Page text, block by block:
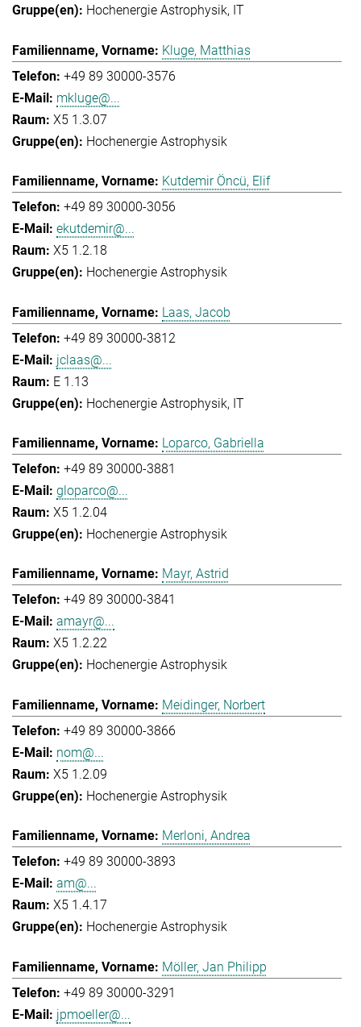
Hochenergie Astrophysik IT
Kluge, Matthias
+49 89 30000-3576
mkluge@...
X5 1.3.07
Hochenergie Astrophysik
Kutdemir Öncü, Elif
+49 89 30000-3056
ekutdemir@...
X5 1.2.18
Hochenergie Astrophysik
Laas, Jacob
+49 89 30000-3812
jclaas@...
E 1.13
Hochenergie Astrophysik IT
Loparco, Gabriella
+49 89 30000-3881
gloparco@...
X5 1.2.04
Hochenergie Astrophysik
Mayr, Astrid
+49 89 30000-3841
amayr@...
X5 1.2.22
Hochenergie Astrophysik
Meidinger, Norbert
+49 89 30000-3866
nom@...
X5 1.2.09
Hochenergie Astrophysik
Merloni, Andrea
+49 89 30000-3893
am@...
X5 1.4.17
Hochenergie Astrophysik
Möller, Jan Philipp
+49 89 30000-3291
jpmoeller@...